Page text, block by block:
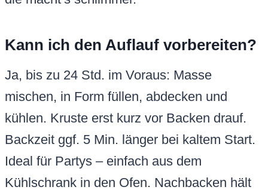
Kann ich den Auflauf vorbereiten?
Ja, bis zu 24 Std. im Voraus: Masse
mischen, in Form füllen, abdecken und
kühlen. Kruste erst kurz vor Backen drauf.
Backzeit ggf. 5 Min. länger bei kaltem Start.
Ideal für Partys – einfach aus dem
Kühlschrank in den Ofen. Nachbacken hält